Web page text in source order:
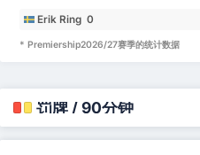
Erik Ring 0
* Premiership2026/27赛季的统计数据
罚牌 / 90分钟